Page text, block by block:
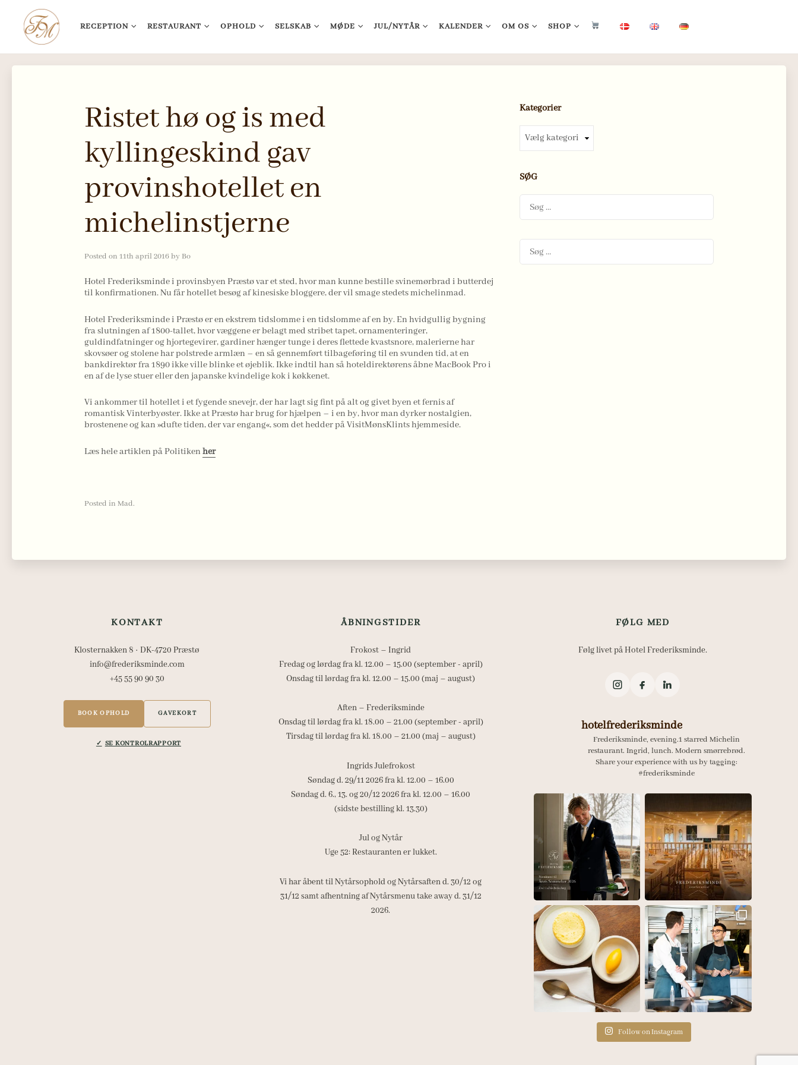
Skip
RECEPTION RESTAURANT OPHOLD SELSKAB MØDE JUL/NYTÅR KALENDER OM OS SHOP
Ristet hø og is med
kyllingeskind gav
provinshotellet en
michelinstjerne
Posted on 11th april 2016by Bo
Hotel Frederiksminde i provinsbyen Præstø var et sted, hvor man kunne bestille svinemørbrad i butterdej
til konfirmationen. Nu får hotellet besøg af kinesiske bloggere, der vil smage stedets michelinmad.
Hotel Frederiksminde i Præstø er en ekstrem tidslomme i en tidslomme af en by. En hvidgullig bygning
fra slutningen af 1800-tallet, hvor væggene er belagt med stribet tapet, ornamenteringer,
guldindfatninger og hjortegevirer, gardiner hænger tunge i deres flettede kvastsnore, malerierne har
skovsøer og stolene har polstrede armlæn – en så gennemført tilbageføring til en svunden tid, at en
bankdirektør fra 1890 ikke ville blinke et øjeblik. Ikke indtil han så hoteldirektørens åbne MacBook Pro i
en af de lyse stuer eller den japanske kvindelige kok i køkkenet.
Vi ankommer til hotellet i et fygende snevejr, der har lagt sig fint på alt og givet byen et fernis af
romantisk Vinterbyøster. Ikke at Præstø har brug for hjælpen – i en by, hvor man dyrker nostalgien,
brostenene og kan »dufte tiden, der var engang«, som det hedder på VisitMønsKlints hjemmeside.
Læs hele artiklen på Politikenher
Posted in Mad.
Kategorier
SØG
Søg
efter:
Søg
efter:
KONTAKT
Klosternakken 8 · DK-4720 Præstø
info@frederiksminde.com
+45 55 90 90 30
BOOK OPHOLD GAVEKORT
SE KONTROLRAPPORT
ÅBNINGSTIDER
Frokost – Ingrid
Fredag og lørdag fra kl. 12.00 – 15.00 (september - april)
Onsdag til lørdag fra kl. 12.00 – 15.00 (maj – august)
Aften – Frederiksminde
Onsdag til lørdag fra kl. 18.00 – 21.00 (september - april)
Tirsdag til lørdag fra kl. 18.00 – 21.00 (maj – august)
Ingrids Julefrokost
Søndag d. 29/11 2026 fra kl. 12.00 – 16.00
Søndag d. 6., 13. og 20/12 2026 fra kl. 12.00 – 16.00
(sidste bestilling kl. 13.30)
Jul og Nytår
Uge 52: Restauranten er lukket.
Vi har åbent til Nytårsophold og Nytårsaften d. 30/12 og
31/12 samt afhentning af Nytårsmenu take away d. 31/12
2026.
FØLG MED
Følg livet på Hotel Frederiksminde.
hotelfrederiksminde
Frederiksminde, evening.1 starred Michelin
restaurant. Ingrid, lunch. Modern smørrebrød.
Share your experience with us by tagging:
#frederiksminde
Follow on Instagram